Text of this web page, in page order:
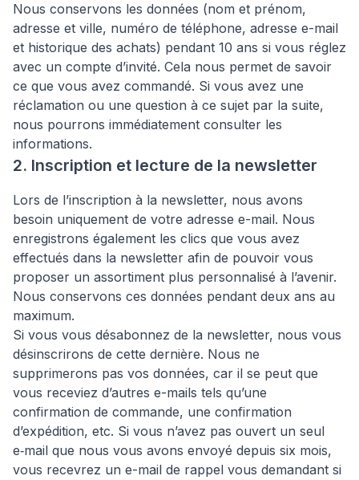
Nous conservons les données (nom et prénom,
adresse et ville, numéro de téléphone, adresse e-mail
et historique des achats) pendant 10 ans si vous réglez
avec un compte d’invité. Cela nous permet de savoir
ce que vous avez commandé. Si vous avez une
réclamation ou une question à ce sujet par la suite,
nous pourrons immédiatement consulter les
informations.
2. Inscription et lecture de la newsletter
Lors de l’inscription à la newsletter, nous avons
besoin uniquement de votre adresse e-mail. Nous
enregistrons également les clics que vous avez
effectués dans la newsletter afin de pouvoir vous
proposer un assortiment plus personnalisé à l’avenir.
Nous conservons ces données pendant deux ans au
maximum.
Si vous vous désabonnez de la newsletter, nous vous
désinscrirons de cette dernière. Nous ne
supprimerons pas vos données, car il se peut que
vous receviez d’autres e-mails tels qu’une
confirmation de commande, une confirmation
d’expédition, etc. Si vous n’avez pas ouvert un seul
e‑mail que nous vous avons envoyé depuis six mois,
vous recevrez un e-mail de rappel vous demandant si